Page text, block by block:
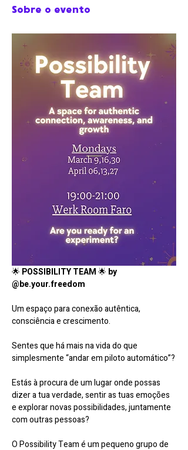
Sobre o evento
🌟 POSSIBILITY TEAM 🌟 by
@be.your.freedom
Um espaço para conexão autêntica,
consciência e crescimento.
Sentes que há mais na vida do que
simplesmente “andar em piloto automático”?
Estás à procura de um lugar onde possas
dizer a tua verdade, sentir as tuas emoções
e explorar novas possibilidades, juntamente
com outras pessoas?
O Possibility Team é um pequeno grupo de